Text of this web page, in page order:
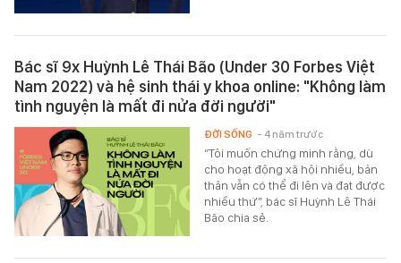
Bác sĩ 9x Huỳnh Lê Thái Bão (Under 30 Forbes Việt
Nam 2022) và hệ sinh thái y khoa online: "Không làm
tình nguyện là mất đi nửa đời người"
“Tôi muốn chứng minh rằng, dù
cho hoạt động xã hội nhiều, bản
thân vẫn có thể đi lên và đạt được
nhiều thứ”, bác sĩ Huỳnh Lê Thái
Bão chia sẻ.
ĐỜI SỐNG - 4 năm trước